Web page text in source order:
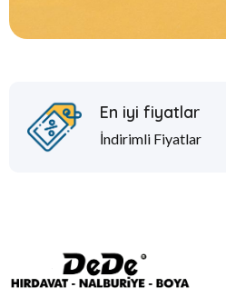
En iyi fiyatlar
İndirimli Fiyatlar